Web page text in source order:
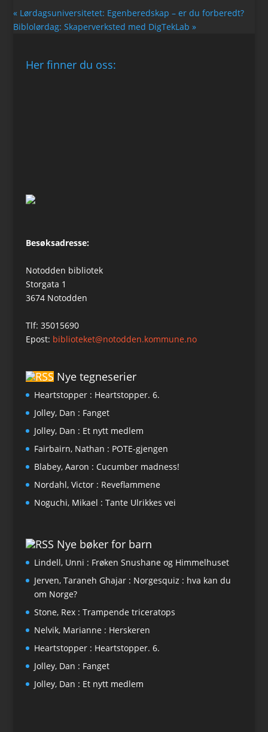
« Lørdagsuniversitetet: Egenberedskap – er du forberedt?
Biblolørdag: Skaperverksted med DigTekLab»
Her finner du oss:
Besøksadresse:
Notodden bibliotek
Storgata 1
3674 Notodden
Tlf: 35015690
Epost: biblioteket@notodden.kommune.no
Nye tegneserier
Heartstopper : Heartstopper. 6.
Jolley, Dan : Fanget
Jolley, Dan : Et nytt medlem
Fairbairn, Nathan : POTE-gjengen
Blabey, Aaron : Cucumber madness!
Nordahl, Victor : Reveflammene
Noguchi, Mikael : Tante Ulrikkes vei
Nye bøker for barn
Lindell, Unni : Frøken Snushane og Himmelhuset
Jerven, Taraneh Ghajar : Norgesquiz : hva kan du
om Norge?
Stone, Rex : Trampende triceratops
Nelvik, Marianne : Herskeren
Heartstopper : Heartstopper. 6.
Jolley, Dan : Fanget
Jolley, Dan : Et nytt medlem